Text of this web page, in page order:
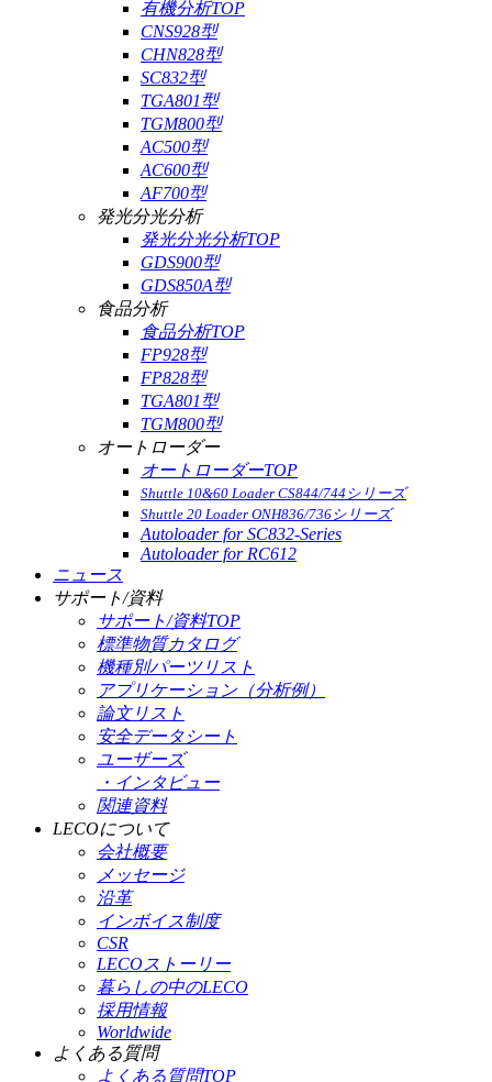
有機分析TOP
CNS928型
CHN828型
SC832型
TGA801型
TGM800型
AC500型
AC600型
AF700型
発光分光分析
発光分光分析TOP
GDS900型
GDS850A型
食品分析
食品分析TOP
FP928型
FP828型
TGA801型
TGM800型
オートローダー
オートローダーTOP
Shuttle 10&60 Loader CS844/744シリーズ
Shuttle 20 Loader ONH836/736シリーズ
Autoloader for SC832-Series
Autoloader for RC612
ニュース
サポート/資料
サポート/資料TOP
標準物質カタログ
機種別パーツリスト
アプリケーション（分析例）
論文リスト
安全データシート
ユーザーズ
・インタビュー
関連資料
LECOについて
会社概要
メッセージ
沿革
インボイス制度
CSR
LECOストーリー
暮らしの中のLECO
採用情報
Worldwide
よくある質問
よくある質問TOP